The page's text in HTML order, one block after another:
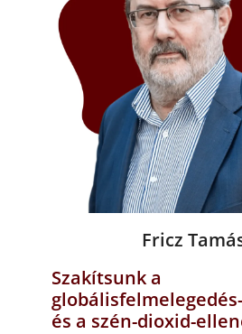
Fricz
Szakítsunk a
és a szén-dioxid-